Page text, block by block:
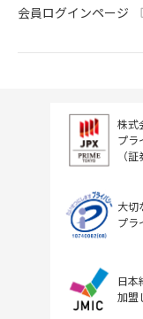
会員ログインページ
株式
プラ
（
大切
プラ
日本
加盟